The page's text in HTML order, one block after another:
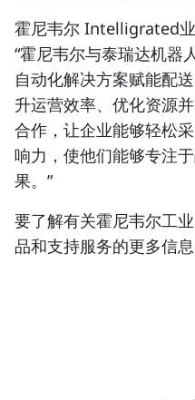
霍尼韦尔 Intelligrated
“霍尼韦尔与泰瑞达机器
自动化解决方案赋能配
升运营效率、优化资源
合作，让企业能够轻松
响力，使他们能够专注
果。”
要了解有关霍尼韦尔工
品和支持服务的更多信